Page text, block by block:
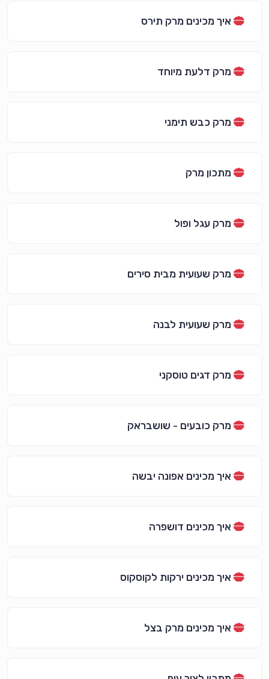
איך מכינים מרק תירס
מרק דלעת מיוחד
מרק כבש תימני
מתכון מרק
מרק עגל ופול
מרק שעועית מבית סירים
מרק שעועית לבנה
מרק דגים טוסקני
מרק כובעים - שושבראק
איך מכינים אפונה יבשה
איך מכינים דושפרה
איך מכינים ירקות לקוסקוס
איך מכינים מרק בצל